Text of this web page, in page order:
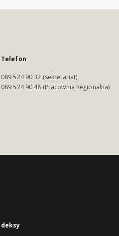
Telefon
089 524 90 32 (sekretariat)
089 524 90 48 (Pracownia Regionalna)